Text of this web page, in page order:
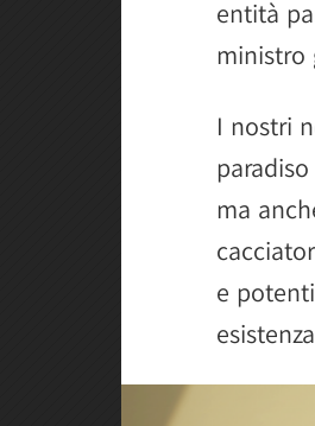
entità
ministro
I nostri
ma
e